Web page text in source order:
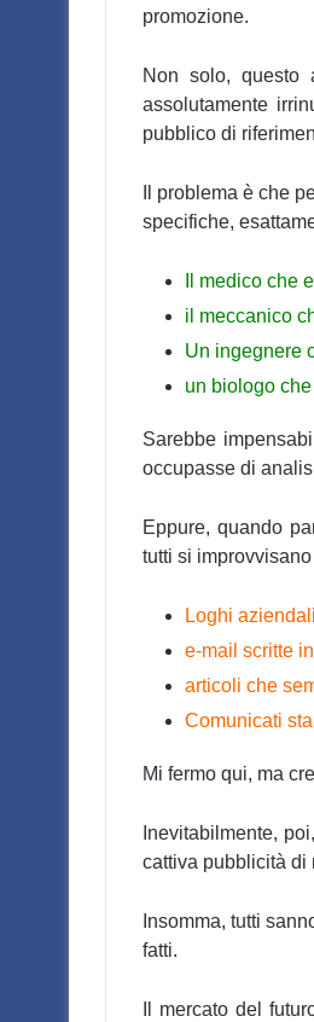
promozione.
Non solo, questo
assolutamente
pubblico di
Il problema è che
specifiche,
Il medico che
il meccanico
Un ingegnere
un biologo
Sarebbe
occupasse di
Eppure, quando
tutti si
Loghi
e-mail scritte
articoli che
Comunicati
Mi fermo qui, ma
Inevitabilmente,
cattiva pubblicità di
Insomma, tutti
fatti.
Il mercato del